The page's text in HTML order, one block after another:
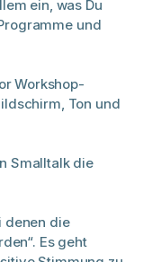
ein, was Du
und
Workshop-
Ton und
Smalltalk die
denen die
Es geht